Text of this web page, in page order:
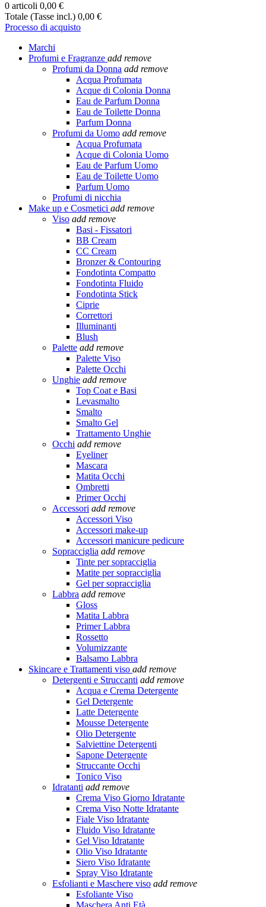
0 articoli 0,00 €
Totale (Tasse incl.) 0,00 €
Processo di acquisto
Marchi
Profumi e Fragranze add remove
Profumi da Donna add remove
Acqua Profumata
Acque di Colonia Donna
Eau de Parfum Donna
Eau de Toilette Donna
Parfum Donna
Profumi da Uomo add remove
Acqua Profumata
Acque di Colonia Uomo
Eau de Parfum Uomo
Eau de Toilette Uomo
Parfum Uomo
Profumi di nicchia
Make up e Cosmetici add remove
Viso add remove
Basi - Fissatori
BB Cream
CC Cream
Bronzer & Contouring
Fondotinta Compatto
Fondotinta Fluido
Fondotinta Stick
Ciprie
Correttori
Illuminanti
Blush
Palette add remove
Palette Viso
Palette Occhi
Unghie add remove
Top Coat e Basi
Levasmalto
Smalto
Smalto Gel
Trattamento Unghie
Occhi add remove
Eyeliner
Mascara
Matita Occhi
Ombretti
Primer Occhi
Accessori add remove
Accessori Viso
Accessori make-up
Accessori manicure pedicure
Sopracciglia add remove
Tinte per sopracciglia
Matite per sopracciglia
Gel per sopracciglia
Labbra add remove
Gloss
Matita Labbra
Primer Labbra
Rossetto
Volumizzante
Balsamo Labbra
Skincare e Trattamenti viso add remove
Detergenti e Struccanti add remove
Acqua e Crema Detergente
Gel Detergente
Latte Detergente
Mousse Detergente
Olio Detergente
Salviettine Detergenti
Sapone Detergente
Struccante Occhi
Tonico Viso
Idratanti add remove
Crema Viso Giorno Idratante
Crema Viso Notte Idratante
Fiale Viso Idratante
Fluido Viso Idratante
Gel Viso Idratante
Olio Viso Idratante
Siero Viso Idratante
Spray Viso Idratante
Esfolianti e Maschere viso add remove
Esfoliante Viso
Maschera Anti Età